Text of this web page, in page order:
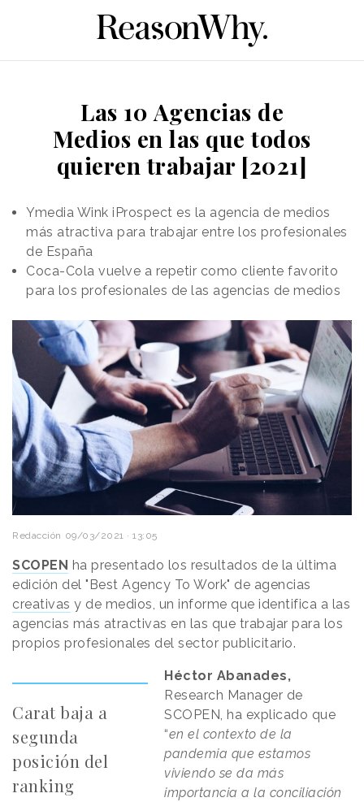
Las 10 Agencias de
Medios en las que todos
quieren trabajar [2021]
Ymedia Wink iProspect es la agencia de medios
más atractiva para trabajar entre los profesionales
de España
Coca-Cola vuelve a repetir como cliente favorito
para los profesionales de las agencias de medios
Redacción 09/03/2021 · 13:05
SCOPEN ha presentado los resultados de la última
edición del "Best Agency To Work" de agencias
creativas y de medios, un informe que identifica a las
agencias más atractivas en las que trabajar para los
propios profesionales del sector publicitario.
Carat baja a
segunda
posición del
ranking
Héctor Abanades,
Research Manager de
SCOPEN, ha explicado que
“en el contexto de la
pandemia que estamos
viviendo se da más
importancia a la conciliación